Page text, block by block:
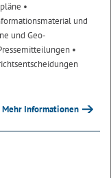
•
und
und Geo-
•
Mehr Informationen